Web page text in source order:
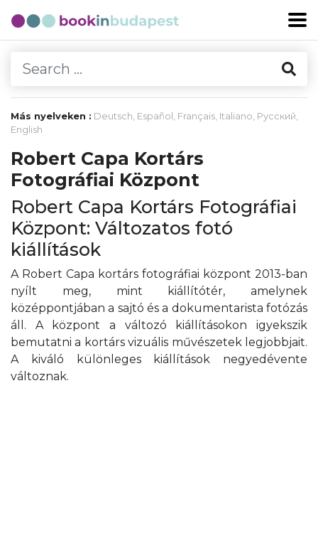
Más nyelveken : Deutsch, Español , Français, Italiano, Русский,
English
Robert Capa Kortárs
Fotográfiai Központ
Robert Capa Kortárs Fotográfiai
Központ: Változatos fotó
kiállítások
A Robert Capa kortárs fotográfiai központ 2013-ban
nyílt meg, mint kiállítótér, amelynek
középpontjában a sajtó és a dokumentarista fotózás
áll. A központ a változó kiállításokon igyekszik
bemutatni a kortárs vizuális művészetek legjobbjait.
A kiváló különleges kiállítások negyedévente
változnak.